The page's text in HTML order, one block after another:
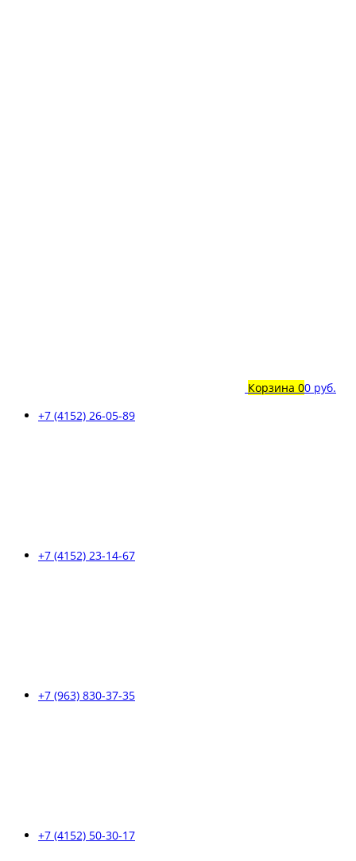
Корзина 00 руб.
+7 (4152) 26-05-89
+7 (4152) 23-14-67
+7 (963) 830-37-35
+7 (4152) 50-30-17